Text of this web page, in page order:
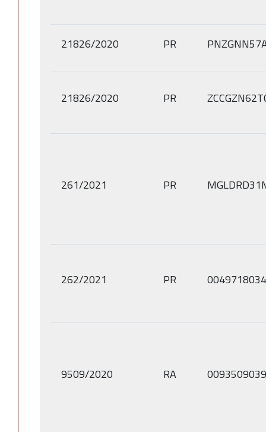
21826/2020 PR
21826/2020 PR
261/2021 PR
262/2021 PR
9509/2020 RA